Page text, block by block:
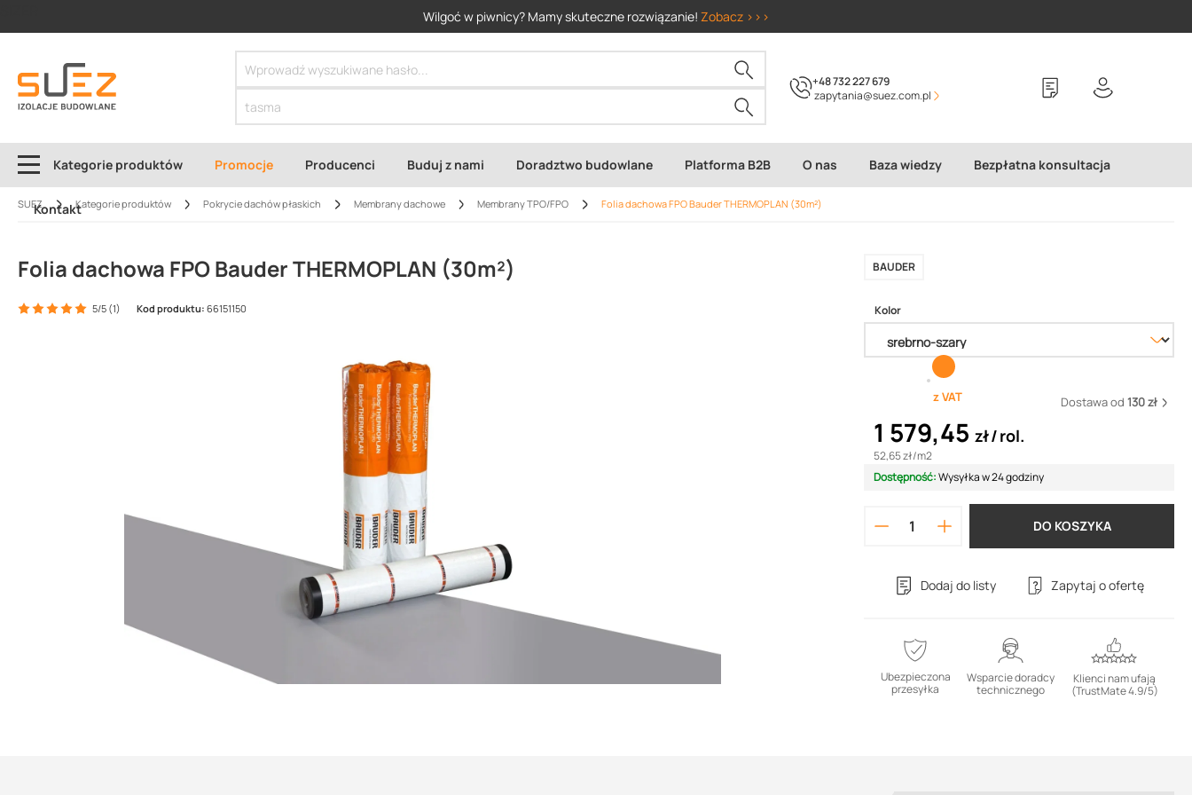
Wilgoć w piwnicy? Mamy skuteczne rozwiązanie! Zobacz >>>
+48 732 227 679
zapytania@suez.com.pl
Kategorie produktów Promocje Producenci Buduj z nami Doradztwo budowlane Platforma B2B O nas Baza wiedzy Bezpłatna konsultacja
Kontakt
SUEZ Kategorie produktów Pokrycie dachów płaskich Membrany dachowe Membrany TPO/FPO Folia dachowa FPO Bauder THERMOPLAN (30m²)
Folia dachowa FPO Bauder THERMOPLAN (30m²) BAUDER
5/5 (1) Kod produktu: 66151150 Kolor
z VAT Dostawa od 130 zł
1 579,45 zł rol.
52,65 zł/m2
Dostępność:Wysyłka w 24 godziny
DO KOSZYKA
Dodaj do listy Zapytaj o ofertę
Ubezpieczona
przesyłka
Wsparcie doradcy
technicznego
Klienci nam ufają
(TrustMate 4.9/5)